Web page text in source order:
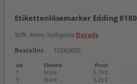
Etikettenlösemarker Edding 8180
Stift, 4mm, Keilspitze Details
Bestellnr.
10263685
ab Einheit
Preis
1
Stück
5,79 €
5
Stück 5,29 €